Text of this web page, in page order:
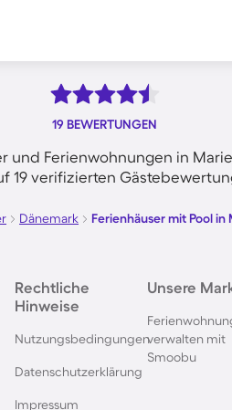
19 BEWERTUNGEN
und Ferienwohnungen in
19 verifizierten
Dänemark Ferienhäuser mit Pool in
Rechtliche
Hinweise
Nutzungsbedingungen
Datenschutzerklärung
Impressum
Unsere
verwalten mit
Smoobu